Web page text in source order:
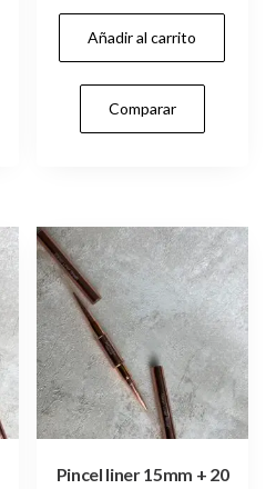
Añadir al carrito
Comparar
Pincel liner 15mm + 20